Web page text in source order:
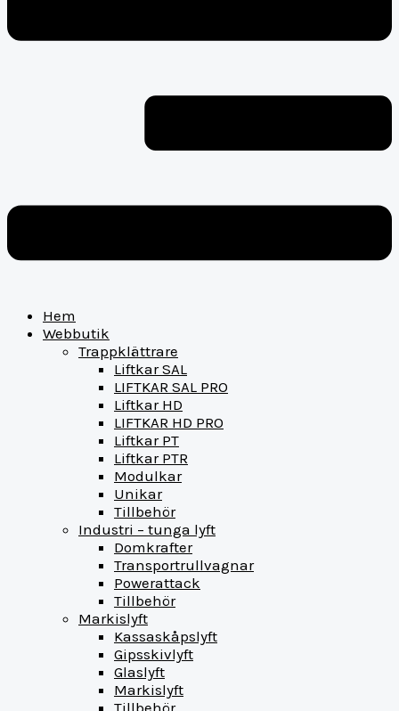
Hem
Webbutik
Trappklättrare
Liftkar SAL
LIFTKAR SAL PRO
Liftkar HD
LIFTKAR HD PRO
Liftkar PT
Liftkar PTR
Modulkar
Unikar
Tillbehör
Industri – tunga lyft
Domkrafter
Transportrullvagnar
Powerattack
Tillbehör
Markislyft
Kassaskåpslyft
Gipsskivlyft
Glaslyft
Markislyft